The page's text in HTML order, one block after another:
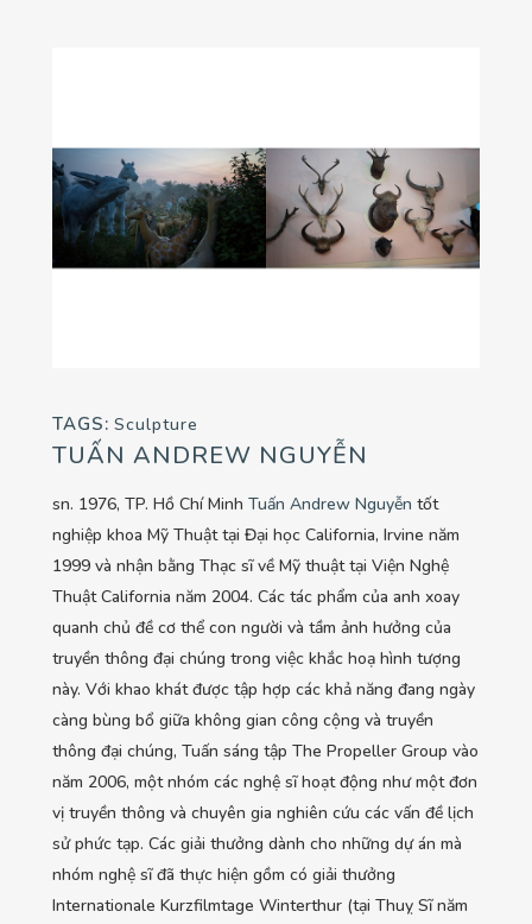
TAGS: Sculpture
TUẤN ANDREW NGUYỄN
sn. 1976, TP. Hồ Chí Minh Tuấn Andrew Nguyễn tốt
nghiệp khoa Mỹ Thuật tại Đại học California, Irvine năm
1999 và nhận bằng Thạc sĩ về Mỹ thuật tại Viện Nghệ
Thuật California năm 2004. Các tác phẩm của anh xoay
quanh chủ đề cơ thể con người và tầm ảnh hưởng của
truyền thông đại chúng trong việc khắc hoạ hình tượng
này. Với khao khát được tập hợp các khả năng đang ngày
càng bùng bổ giữa không gian công cộng và truyền
thông đại chúng, Tuấn sáng tập The Propeller Group vào
năm 2006, một nhóm các nghệ sĩ hoạt động như một đơn
vị truyền thông và chuyên gia nghiên cứu các vấn đề lịch
sử phức tạp. Các giải thưởng dành cho những dự án mà
nhóm nghệ sĩ đã thực hiện gồm có giải thưởng
Internationale Kurzfilmtage Winterthur (tại Thuỵ Sĩ năm